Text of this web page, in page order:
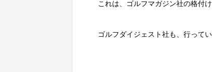
これは、ゴルフマガジン社の格付け
ゴルフダイジェスト社も、行って